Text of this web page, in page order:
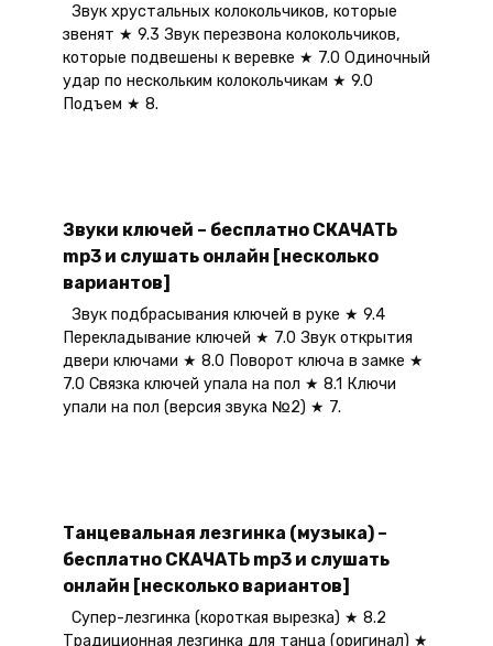
Звук хрустальных колокольчиков, которые
звенят ★ 9.3 Звук перезвона колокольчиков,
которые подвешены к веревке ★ 7.0 Одиночный
удар по нескольким колокольчикам ★ 9.0
Подъем ★ 8.
Звуки ключей – бесплатно СКАЧАТЬ
mp3 и слушать онлайн [несколько
вариантов]
Звук подбрасывания ключей в руке ★ 9.4
Перекладывание ключей ★ 7.0 Звук открытия
двери ключами ★ 8.0 Поворот ключа в замке ★
7.0 Связка ключей упала на пол ★ 8.1 Ключи
упали на пол (версия звука №2) ★ 7.
Танцевальная лезгинка (музыка) –
бесплатно СКАЧАТЬ mp3 и слушать
онлайн [несколько вариантов]
Супер-лезгинка (короткая вырезка) ★ 8.2
Традиционная лезгинка для танца (оригинал) ★